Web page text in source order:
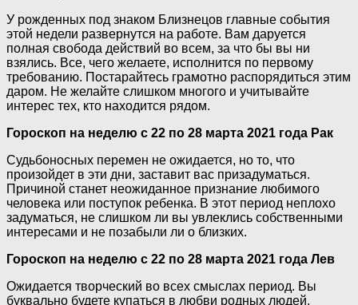
У рожденных под знаком Близнецов главные события
этой недели развернутся на работе. Вам даруется
полная свобода действий во всем, за что бы вы ни
взялись. Все, чего желаете, исполнится по первому
требованию. Постарайтесь грамотно распорядиться этим
даром. Не желайте слишком многого и учитывайте
интерес тех, кто находится рядом.
Гороскоп на неделю с 22 по 28 марта 2021 года Рак
Судьбоносных перемен не ожидается, но то, что
произойдет в эти дни, заставит вас призадуматься.
Причиной станет неожиданное признание любимого
человека или поступок ребенка. В этот период неплохо
задуматься, не слишком ли вы увлеклись собственными
интересами и не позабыли ли о близких.
Гороскоп на неделю с 22 по 28 марта 2021 года Лев
Ожидается творческий во всех смыслах период. Вы
буквально будете купаться в любви родных людей,